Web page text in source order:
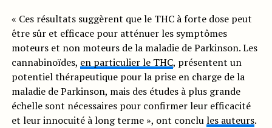
« Ces résultats suggèrent que le THC à forte dose peut
être sûr et efficace pour atténuer les symptômes
moteurs et non moteurs de la maladie de Parkinson. Les
cannabinoïdes, en particulier le THC, présentent un
potentiel thérapeutique pour la prise en charge de la
maladie de Parkinson, mais des études à plus grande
échelle sont nécessaires pour confirmer leur efficacité
et leur innocuité à long terme », ont conclules auteurs.